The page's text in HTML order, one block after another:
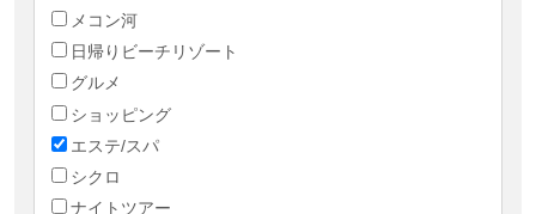
メコン河
日帰りビーチリゾート
グルメ
ショッピング
エステ/スパ
シクロ
ナイトツアー